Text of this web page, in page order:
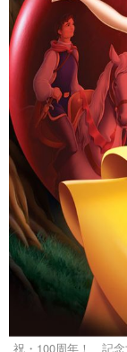
祝・100周年！ 記念